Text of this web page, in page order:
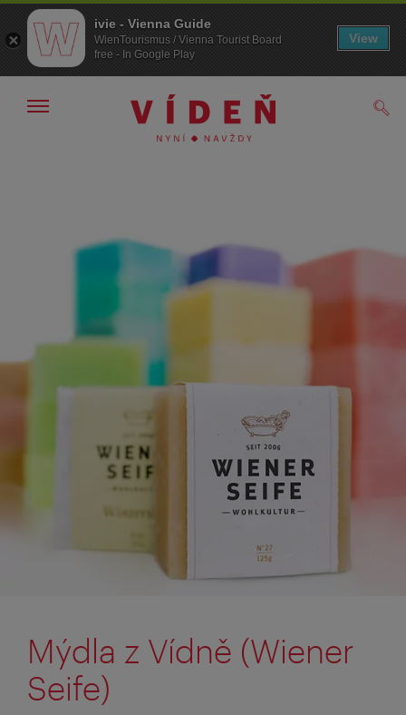
Zobrazit/skrýt
Mýdla z Vídně (Wiener
Seife)
ivie - Vienna Guide
WienTourismus / Vienna Tourist Board
free - In Google Play
View